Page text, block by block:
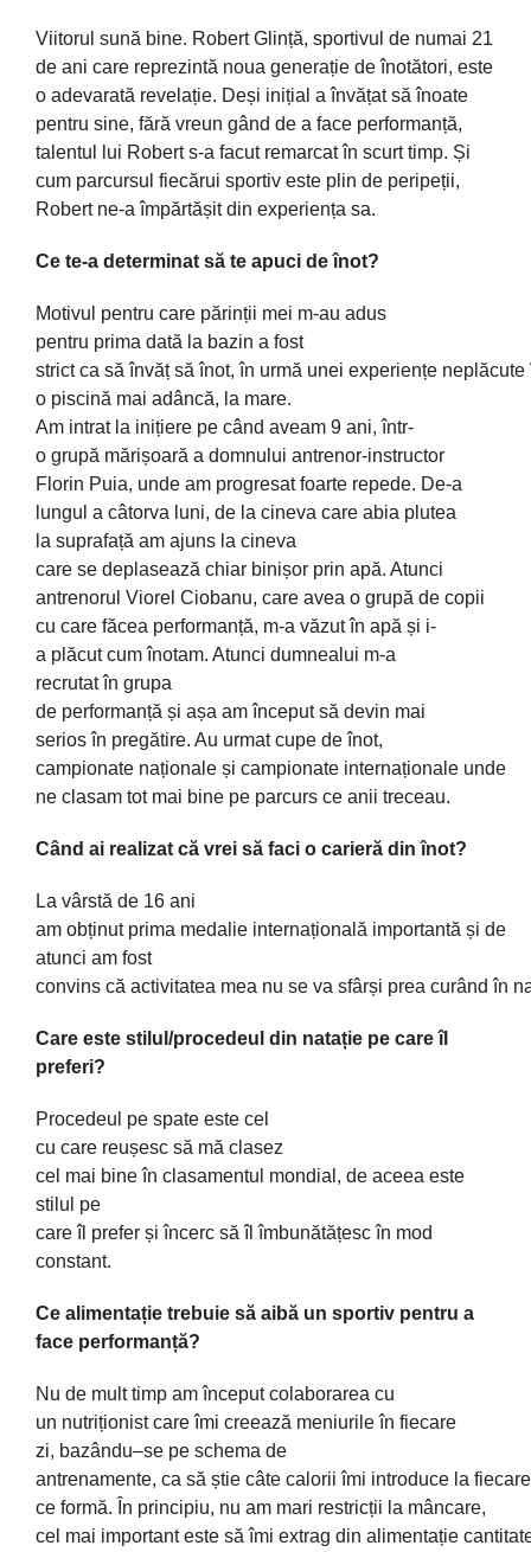
Viitorul sună bine. Robert Glință, sportivul de numai 21
de ani care reprezintă noua generație de înotători, este
o adevarată revelație. Deși inițial a învățat să înoate
pentru sine, fără vreun gând de a face performanță,
talentul lui Robert s-a facut remarcat în scurt timp. Și
cum parcursul fiecărui sportiv este plin de peripeții,
Robert ne-a împărtășit din experiența sa.
Ce te-a determinat să te apuci de înot?
Motivul pentru care părinții mei m-au adus
pentru prima dată la bazin a fost
strictca să învăț să înot,în urmă unei experiențe neplăcute
o piscină mai adâncă, la mare.
Am intratla inițiere pe când aveam 9 ani,într-
o grupă mărișoară a domnului antrenor-instructor
Florin Puia, unde am progresat foarte repede. De-a
lungul a câtorva luni, de la cineva care abia plutea
la suprafață am ajuns la cineva
care se deplasează chiar binișor prin apă. Atunci
antrenorul Viorel Ciobanu, care avea o grupă de copii
cu care făcea performanță, m-a văzut în apă și i-
a plăcutcumînotam. Atunci dumnealui m-a
recrutatîn grupa
de performanță și așa amînceput să devin mai
seriosîn pregătire. Au urmat cupe deînot,
campionate naționale și campionate internaționale unde
ne clasam totmai bine pe parcurs ce anii treceau.
Când ai realizat că vrei să faci o carieră din înot?
La vârstă de 16 ani
am obținut prima medalie internațională importantă și de
atunci am fost
convins că activitatea mea nu se va sfârși prea curând în
Care este stilul/procedeul din natație pe care îl
preferi?
Procedeul pe spate este cel
cu care reușesc să mă clasez
cel mai bineîn clasamentul mondial, de aceea este
stilul pe
careîl prefer și încerc să îl îmbunătățesc în mod
constant.
Ce alimentație trebuie să aibă un sportiv pentru a
face performanță?
Nu de mult timp amînceputcolaborarea cu
un nutriționist care îmi creează meniurileîn fiecare
zi, bazându–se pe schema de
antrenamente, ca să știe câte caloriiîmi introduce la
ce formă. În principiu, nu am mari restricții la mâncare,
cel mai importanteste să îmi extrag din alimentație